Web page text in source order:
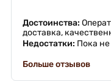
Достоинства:
доставка,
Недостатки: Пока
Больше отзывов